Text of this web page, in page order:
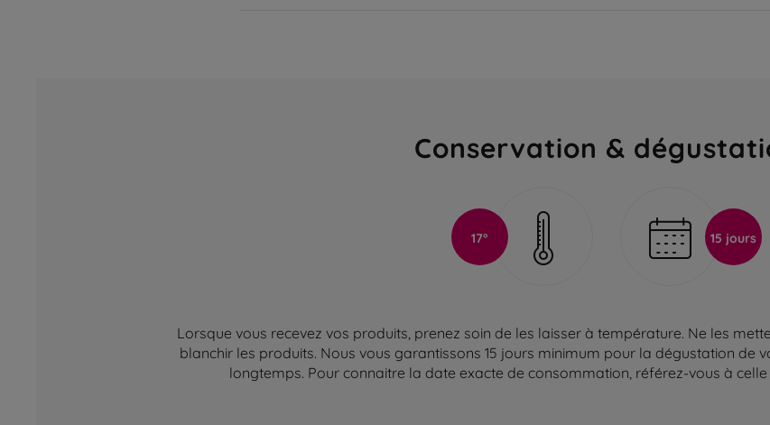
Conservation &
17° 15 jours
Lorsque vous recevez vos produits, prenez soin de les laisser à température. Ne les
blanchir les produits. Nous vous garantissons 15 jours minimum pour la dégustation de
longtemps. Pour connaitre la date exacte de consommation, référez-vous à